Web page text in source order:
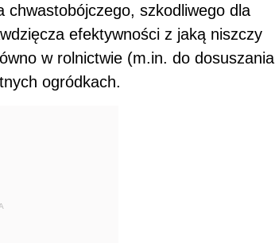
chwastobójczego, szkodliwego dla
efektywności z jaką niszczy
w rolnictwie (m.in. do dosuszania
ogródkach.